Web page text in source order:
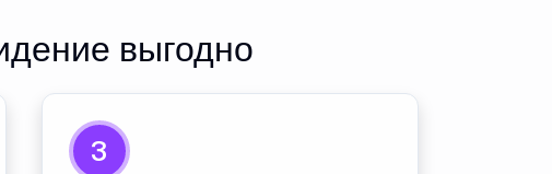
выгодно
3